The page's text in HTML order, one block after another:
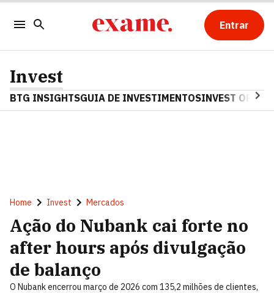
Entrar
Invest
BTG INSIGHTSGUIA DE INVESTIMENTOSINVEST OPINA
Home Invest Mercados
Ação do Nubank cai forte no
after hours após divulgação
de balanço
O Nubank encerrou março de 2026 com 135,2 milhões de clientes,